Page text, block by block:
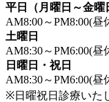
平日（月曜日～金曜
AM8:00～PM8:00(昼
土曜日
AM8:30～PM6:00(昼
日曜日・祝日
AM8:30～PM6:00(昼
※日曜祝日診療いた